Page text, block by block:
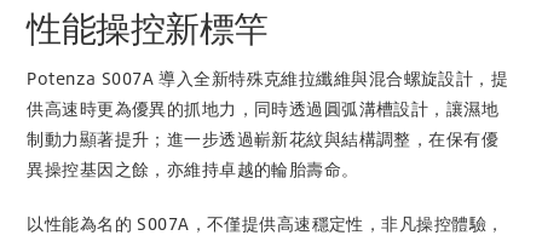
性能操控新標竿
Potenza S007A 導入全新特殊克維拉纖維與混合螺旋設計，提
供高速時更為優異的抓地力，同時透過圓弧溝槽設計，讓濕地
制動力顯著提升；進一步透過嶄新花紋與結構調整，在保有優
異操控基因之餘，亦維持卓越的輪胎壽命。
以性能為名的 S007A，不僅提供高速穩定性，非凡操控體驗，